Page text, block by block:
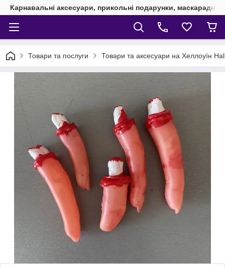
Карнавальні аксесуари, прикольні подарунки, маскарадні
Товари та послуги Товари та аксесуари на Хеллоуїн